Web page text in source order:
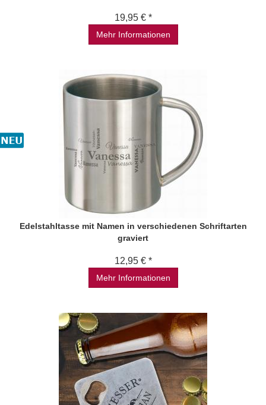
19,95 € *
Mehr Informationen
Edelstahltasse mit Namen in verschiedenen Schriftarten
graviert
12,95 € *
Mehr Informationen